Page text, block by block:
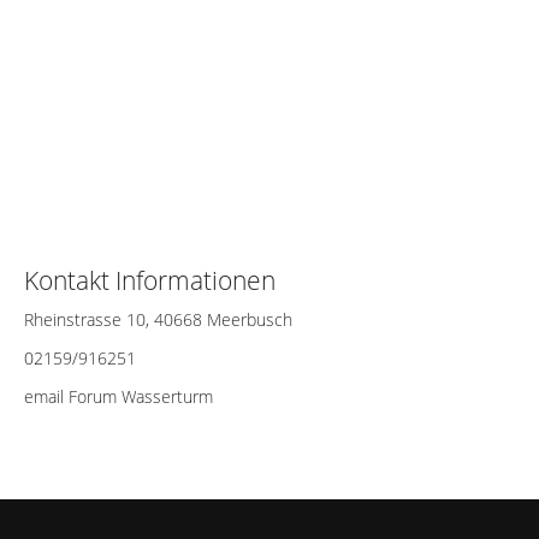
Kontakt Informationen
Rheinstrasse 10, 40668 Meerbusch
02159/916251
email Forum Wasserturm